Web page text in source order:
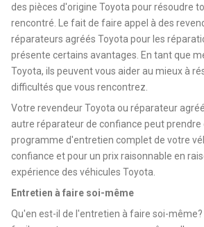
des pièces d'origine Toyota pour résoudre
rencontré. Le fait de faire appel à des
réparateurs agréés Toyota pour les
présente certains avantages. En tant que
Toyota, ils peuvent vous aider au mieux à
difficultés que vous rencontrez.
Votre revendeur Toyota ou réparateur
autre réparateur de confiance peut prendre
programme d'entretien complet de votre
confiance et pour un prix raisonnable en
expérience des véhicules Toyota.
Entretien à faire soi-même
Qu'en est-il de l'entretien à faire soi-